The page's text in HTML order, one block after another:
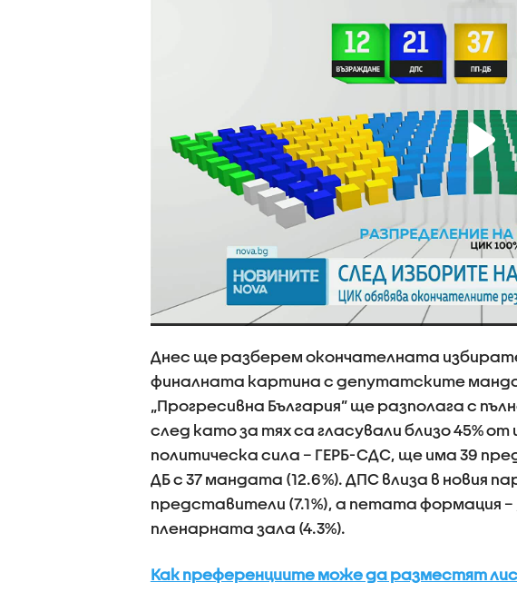
Днес ще разберем окончателната
финалната картина с депутатските
„Прогресивна България” ще разполага с
след като за тях са гласували близо 45%
политическа сила – ГЕРБ-СДС, ще има 39
ДБ с 37 мандата (12.6%). ДПС влиза в новия
представители (7.1%), а петата формация
пленарната зала (4.3%).
Как преференциите може да разместят